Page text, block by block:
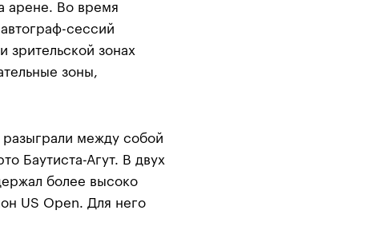
арене. Во время
сессий
зрительской зонах
зоны,
между собой
Баутиста-Агут. В двух
более высоко
US Open. Для него